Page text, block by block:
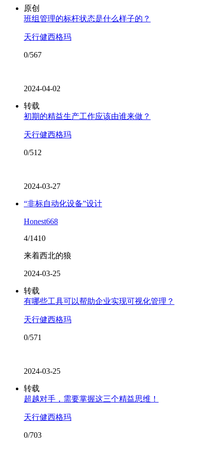
原创
班组管理的标杆状态是什么样子的？
天行健西格玛
0/567
2024-04-02
转载
初期的精益生产工作应该由谁来做？
天行健西格玛
0/512
2024-03-27
“非标自动化设备”设计
Honest668
4/1410
来着西北的狼
2024-03-25
转载
有哪些工具可以帮助企业实现可视化管理？
天行健西格玛
0/571
2024-03-25
转载
超越对手，需要掌握这三个精益思维！
天行健西格玛
0/703